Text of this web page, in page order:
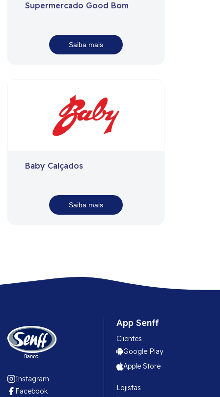
Supermercado Good Bom
Saiba mais
Baby Calçados
Saiba mais
App Senff
Clientes
Google Play
Apple Store
Lojistas
Instagram
Facebook